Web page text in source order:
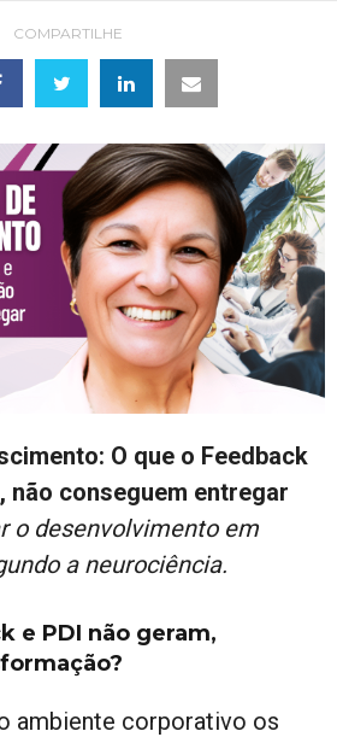
COMPARTILHE
O que o Feedback
não conseguem entregar
o desenvolvimento em
a neurociência.
e PDI não geram,
ambiente corporativo os